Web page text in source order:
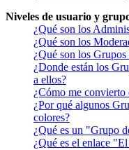
Niveles de usuario y
¿Qué son los
¿Qué son los
¿Qué son los
¿Donde están los
a ellos?
¿Cómo me convierto
¿Por qué algunos
colores?
¿Qué es un "Grupo
¿Qué es el enlace